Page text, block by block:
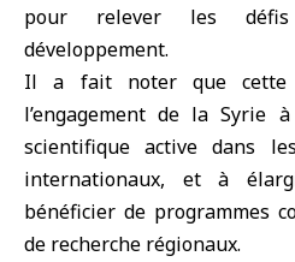
pour relever les
développement.
Il a fait noter que cette
l’engagement de la Syrie
scientifique active dans
internationaux, et à
bénéficier de programmes
de recherche régionaux.